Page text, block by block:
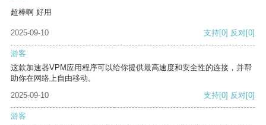
超棒啊 好用
2025-09-10 支持[0] 反对[0]
游客
这款加速器VPM应用程序可以给你提供最高速度和安全性的连接，并帮
助你在网络上自由移动。
2025-09-10
支持[0] 反对[0]
游客